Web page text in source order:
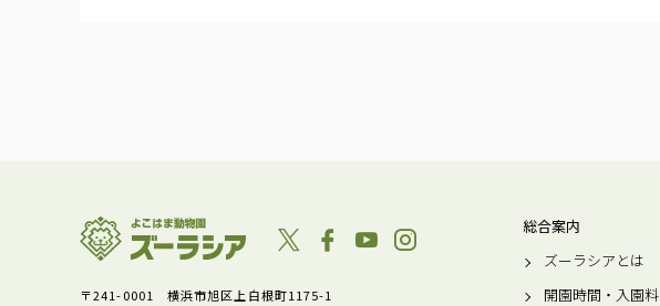
〒241-0001 横浜市旭区上白根町1175-1
総合案内
ズーラシアとは
開園時間・入園料